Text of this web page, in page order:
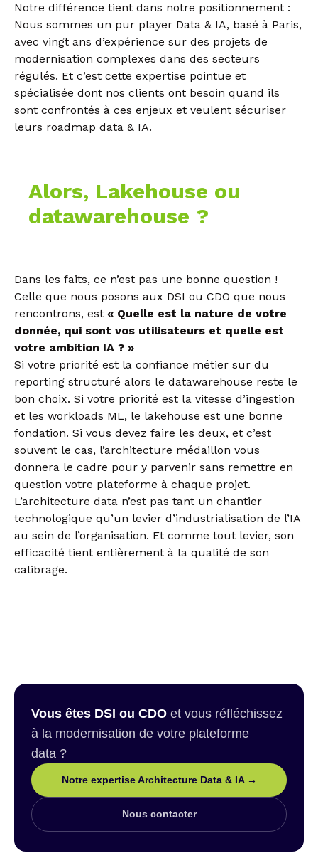
Notre différence tient dans notre positionnement :
Nous sommes un pur player Data & IA, basé à Paris,
avec vingt ans d’expérience sur des projets de
modernisation complexes dans des secteurs
régulés. Et c’est cette expertise pointue et
spécialisée dont nos clients ont besoin quand ils
sont confrontés à ces enjeux et veulent sécuriser
leurs roadmap data & IA.
Alors, Lakehouse ou
datawarehouse ?
Dans les faits, ce n’est pas une bonne question !
Celle que nous posons aux DSI ou CDO que nous
rencontrons, est « Quelle est la nature de votre
donnée, qui sont vos utilisateurs et quelle est
votre ambition IA ? »
Si votre priorité est la confiance métier sur du
reporting structuré alors le datawarehouse reste le
bon choix. Si votre priorité est la vitesse d’ingestion
et les workloads ML, le lakehouse est une bonne
fondation. Si vous devez faire les deux, et c’est
souvent le cas, l’architecture médaillon vous
donnera le cadre pour y parvenir sans remettre en
question votre plateforme à chaque projet.
L’architecture data n’est pas tant un chantier
technologique qu’un levier d’industrialisation de l’IA
au sein de l’organisation. Et comme tout levier, son
efficacité tient entièrement à la qualité de son
calibrage.
Vous êtes DSI ou CDO et vous réfléchissez
à la modernisation de votre plateforme
data ?
Notre expertise Architecture Data & IA →
Nous contacter